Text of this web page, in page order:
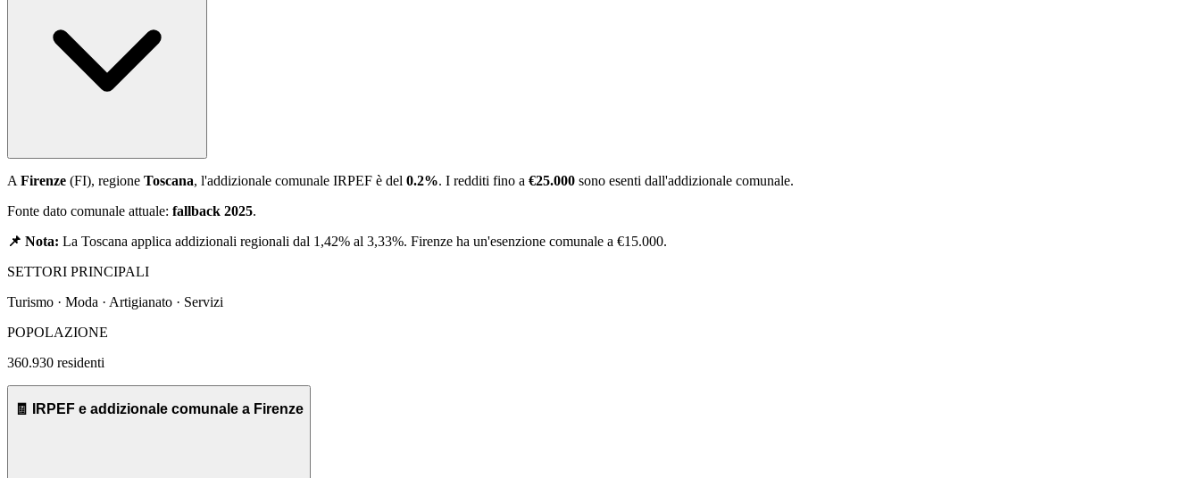
A Firenze (FI), regione Toscana, l'addizionale comunale IRPEF è del 0.2%. I redditi fino a €25.000 sono esenti dall'addizionale comunale.
Fonte dato comunale attuale: fallback 2025.
📌 Nota: La Toscana applica addizionali regionali dal 1,42% al 3,33%. Firenze ha un'esenzione comunale a €15.000.
SETTORI PRINCIPALI
Turismo · Moda · Artigianato · Servizi
POPOLAZIONE
360.930 residenti
🧾 IRPEF e addizionale comunale a Firenze